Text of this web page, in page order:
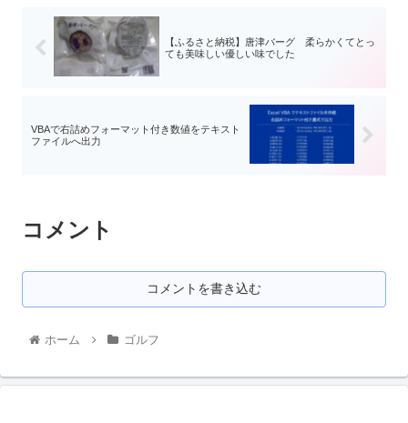
【ふるさと納税】唐津バーグ 柔らかくてとっ
ても美味しい優しい味でした
VBAで右詰めフォーマット付き数値をテキスト
ファイルへ出力
コメント
コメントを書き込む
ホーム ゴルフ